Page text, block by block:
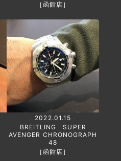
［函館店］
2022.01.15
BREITLING SUPER
AVENGER CHRONOGRAPH
48
［函館店］